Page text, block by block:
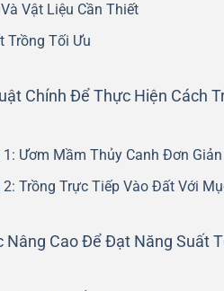
Vật Liệu Cần Thiết
Trồng Tối Ưu
Chính Để Thực Hiện Cách
1: Ươm Mầm Thủy Canh Đơn Giản
2: Trồng Trực Tiếp Vào Đất Với
Nâng Cao Để Đạt Năng Suất